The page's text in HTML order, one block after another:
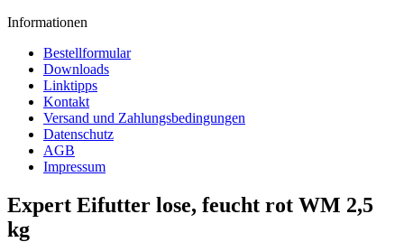
Informationen
Bestellformular
Downloads
Linktipps
Kontakt
Versand und Zahlungsbedingungen
Datenschutz
AGB
Impressum
Expert Eifutter lose, feucht rot WM 2,5
kg